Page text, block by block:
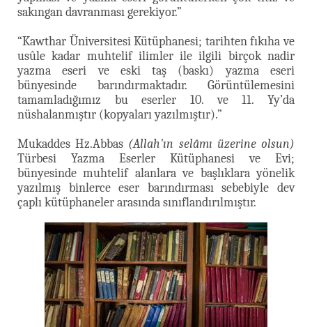
sakıngan davranması gerekiyor.”
“Kawthar Üniversitesi Kütüphanesi; tarihten fıkıha ve
usûle kadar muhtelif ilimler ile ilgili birçok nadir
yazma eseri ve eski taş (baskı) yazma eseri
bünyesinde barındırmaktadır. Görüntülemesini
tamamladığımız bu eserler 10. ve 11. Yy’da
nüshalanmıştır (kopyaları yazılmıştır).”
Mukaddes Hz.Abbas (Allah'ın selâmı üzerine olsun)
Türbesi Yazma Eserler Kütüphanesi ve Evi;
bünyesinde muhtelif alanlara ve başlıklara yönelik
yazılmış binlerce eser barındırması sebebiyle dev
çaplı kütüphaneler arasında sınıflandırılmıştır.